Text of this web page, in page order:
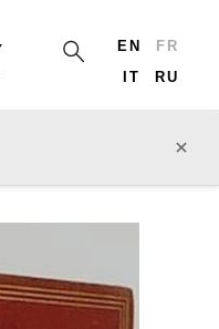
EN
FR
IT
RU
×